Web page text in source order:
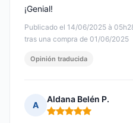
Publicado el 14/06/2025 à
tras una compra de 01/06/2025
¡Genial!
Opinión traducida
A
Aldana Belén P.
Nota: 5 de 5